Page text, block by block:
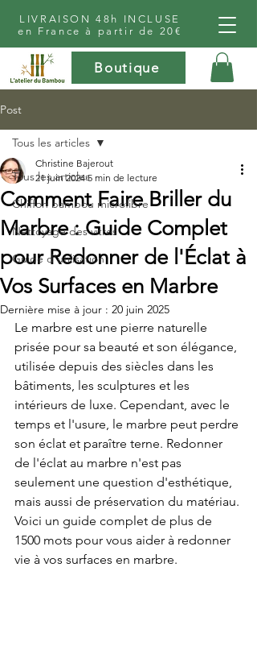
LIVRAISON 48h INCLUSE
en France à partir de 20€
Boutique
Post
Tous les articles
Chiffon bambou microfibre
Nettoyage des vitres
Guide d'utilisation
Tous les articles
Comment Faire Briller du
Marbre : Guide Complet
pour Redonner de l'Éclat à
Vos Surfaces en Marbre
Christine Bajerout
21 juin 2024 5 min de lecture
Dernière mise à jour : 20 juin 2025
Le marbre est une pierre naturelle
prisée pour sa beauté et son élégance,
utilisée depuis des siècles dans les
bâtiments, les sculptures et les
intérieurs de luxe. Cependant, avec le
temps et l'usure, le marbre peut perdre
son éclat et paraître terne. Redonner
de l'éclat au marbre n'est pas
seulement une question d'esthétique,
mais aussi de préservation du matériau.
Voici un guide complet de plus de
1500 mots pour vous aider à redonner
vie à vos surfaces en marbre.